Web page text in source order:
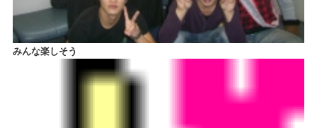
みんな楽しそう